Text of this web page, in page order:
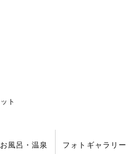
ト
お風呂 ・温泉 フォト ギャラリー